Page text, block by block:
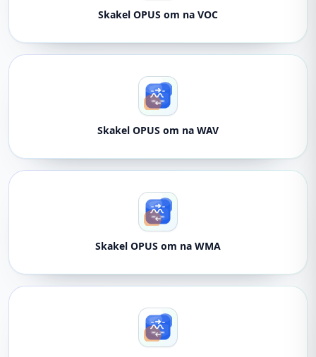
Skakel OPUS om na VOC
Skakel OPUS om na WAV
Skakel OPUS om na WMA